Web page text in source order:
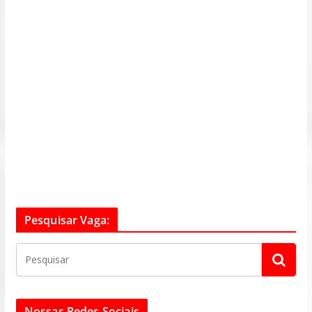
Pesquisar Vaga: